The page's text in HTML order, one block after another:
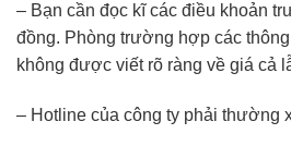
– Bạn cần đọc kĩ các điều khoản
đồng. Phòng trường hợp các
không được viết rõ ràng về giá cả
– Hotline của công ty phải thường